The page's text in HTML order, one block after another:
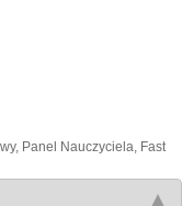
Panel Nauczyciela, Fast